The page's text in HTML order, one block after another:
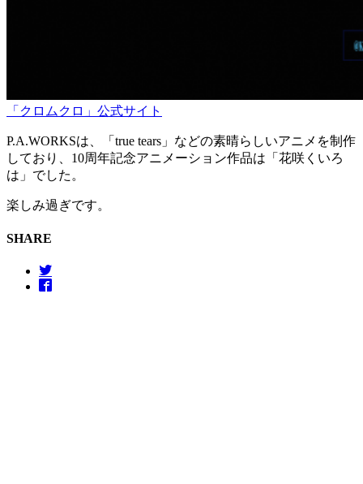
「クロムクロ」公式サイト
P.A.WORKSは、「true tears」などの素晴らしいアニメを制作
しており、10周年記念アニメーション作品は「花咲くいろ
は」でした。
楽しみ過ぎです。
SHARE